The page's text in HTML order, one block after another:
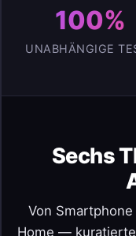
100%
UNABHÄNGIGE
Sechs
Von
Home —